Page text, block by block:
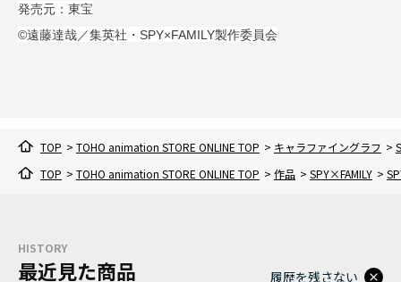
発売元：東宝
©遠藤達哉／集英社・SPY×FAMILY製作委員会
TOP > TOHO animation STORE ONLINE TOP > キャラファイングラフ >
TOP > TOHO animation STORE ONLINE TOP > 作品 > SPY×FAMILY >
HISTORY
最近見た商品 履歴を残さない